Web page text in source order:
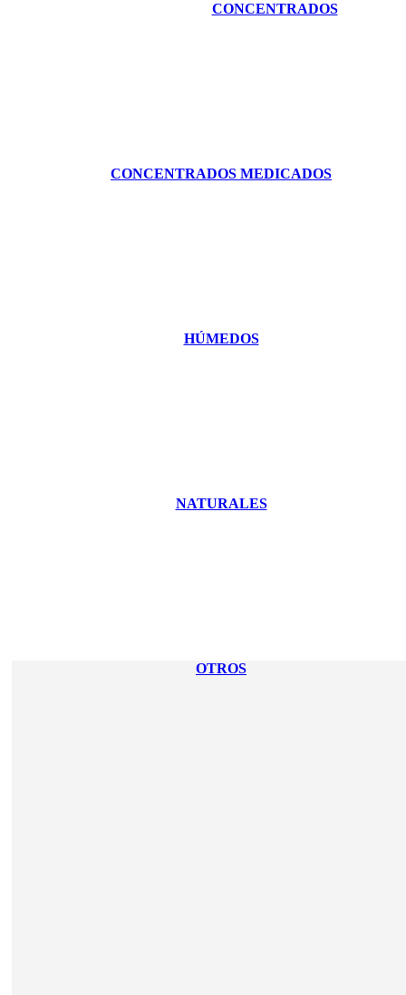
CONCENTRADOS
CONCENTRADOS MEDICADOS
HÚMEDOS
NATURALES
OTROS